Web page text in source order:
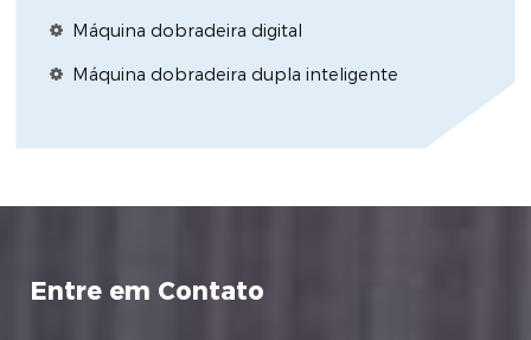
Máquina dobradeira digital
Máquina dobradeira dupla inteligente
Entre em Contato